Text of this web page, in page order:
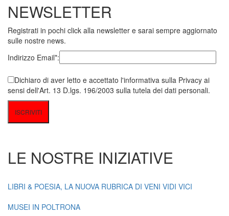
NEWSLETTER
Registrati in pochi click alla newsletter e sarai sempre aggiornato
sulle nostre news.
Indirizzo Email*:
Dichiaro di aver letto e accettato l'informativa sulla Privacy ai
sensi dell'Art. 13 D.lgs. 196/2003 sulla tutela dei dati personali.
LE NOSTRE INIZIATIVE
LIBRI & POESIA, LA NUOVA RUBRICA DI VENI VIDI VICI
MUSEI IN POLTRONA